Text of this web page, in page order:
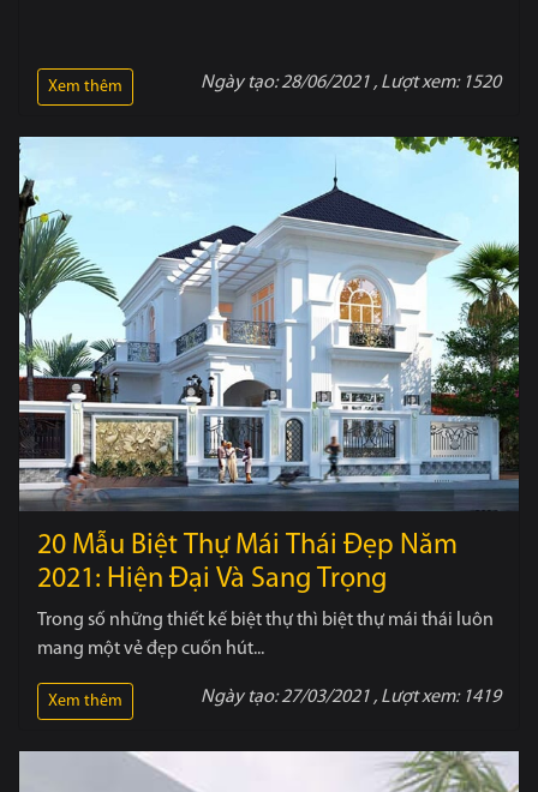
Xem thêm Ngày tạo:28/06/2021, Lượt xem: 1520
20 Mẫu Biệt Thự Mái Thái Đẹp Năm
2021: Hiện Đại Và Sang Trọng
Trong số những thiết kế biệt thự thì biệt thự mái thái luôn
mang một vẻ đẹp cuốn hút...
Xem thêm Ngày tạo:27/03/2021, Lượt xem: 1419